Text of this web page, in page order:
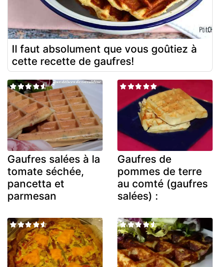
Il faut absolument que vous goûtiez à
cette recette de gaufres!
Gaufres salées à la
tomate séchée,
pancetta et
parmesan
Gaufres de
pommes de terre
au comté (gaufres
salées) :